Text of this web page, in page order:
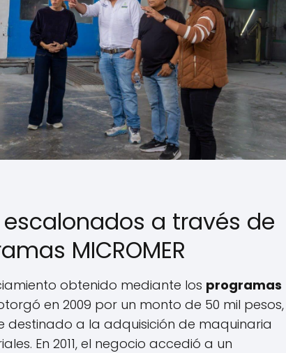
a través de
MICROMER
obtenido mediante los programas
en 2009 por un monto de 50 mil pesos,
destinado a la adquisición de maquinaria
En 2011, el negocio accedió a un